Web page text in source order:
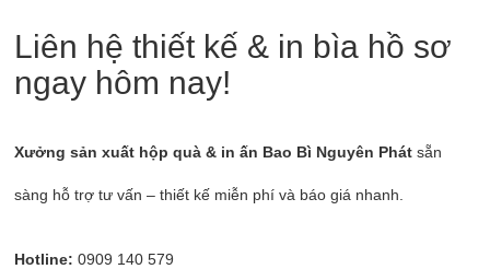
Liên hệ thiết kế & in bìa hồ sơ
ngay hôm nay!
Xưởng sản xuất hộp quà & in ấn Bao Bì Nguyên Phátsẵn
sàng hỗ trợ tư vấn – thiết kế miễn phí và báo giá nhanh.
Hotline: 0909 140 579